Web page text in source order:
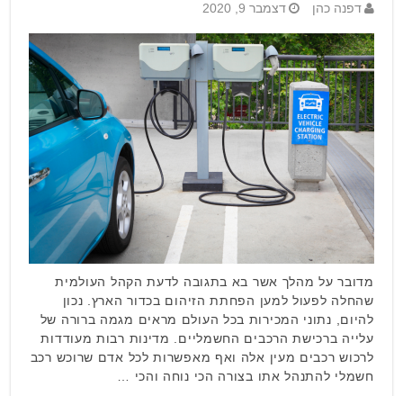
דפנה כהן דצמבר 9, 2020
מדובר על מהלך אשר בא בתגובה לדעת הקהל העולמית
שהחלה לפעול למען הפחתת הזיהום בכדור הארץ. נכון
להיום, נתוני המכירות בכל העולם מראים מגמה ברורה של
עלייה ברכישת הרכבים החשמליים. מדינות רבות מעודדות
לרכוש רכבים מעין אלה ואף מאפשרות לכל אדם שרוכש רכב
חשמלי להתנהל אתו בצורה הכי נוחה והכי …